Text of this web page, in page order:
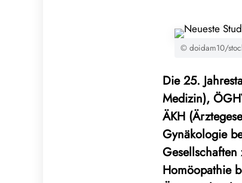
© doidam10/
Die 25.
Medizin),
ÄKH
Gynäkologie
Homöopathie